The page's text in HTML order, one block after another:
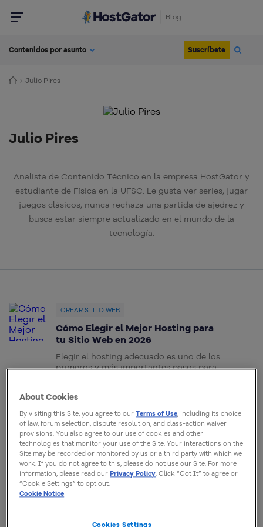
Blog
Contenidos por asunto Suscríbete
Julio Pires
Julio Pires
Analista de Contenido Técnico en la empresa HostGator y
estudiante de Física en la UFSC. Le gusta ver series, jugar
juegos clásicos, nunca rechaza una partida de ajedrez y
busca estar siempre actualizado en el mundo de la
tecnología.
CREAR SITIO WEB
Cómo Elegir el Mejor Hosting para
tu Sitio Web en 2026
Elegir el hosting adecuado es uno de los
primeros y más importantes pasos para
Cada tipo de proyecto tiene necesidades
distintas, y comprender esas diferencias ayuda a
evitar problemas de rendimiento, costos
innecesarios y limitaciones técnicas en el futuro.
En este artículo […]
Julio Pires
22 Enero, 2026
About Cookies
By visiting this Site, you agree to ourTerms of Use, including its choice
of law, forum selection, dispute resolution, and class-action waiver
provisions. You also agree to our use of cookies and other
technologies that monitor your use of the Site. Your interactions on the
Site may be recorded or monitored by us or a third party with which we
work. If you do not agree to this, please do not use our Site. For more
information, please read ourPrivacy Policy. Click “Got It” to agree or
“Cookie Settings” to opt out.
Cookie Notice
Cookies Settings